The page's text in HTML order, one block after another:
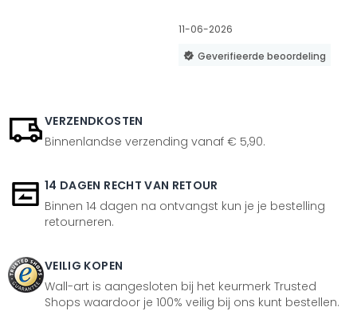
11-06-2026
Geverifieerde beoordeling
VERZENDKOSTEN
Binnenlandse verzending vanaf € 5,90.
14 DAGEN RECHT VAN RETOUR
Binnen 14 dagen na ontvangst kun je je bestelling
retourneren.
VEILIG KOPEN
Wall-art is aangesloten bij het keurmerk Trusted
Shops waardoor je 100% veilig bij ons kunt bestellen.